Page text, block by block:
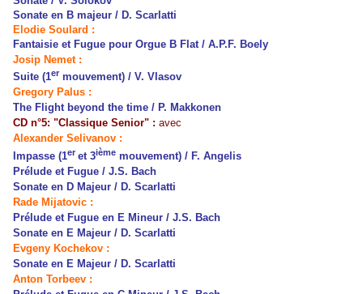
Sonate en B majeur / D. Scarlatti
Elodie Soulard :
Fantaisie et Fugue pour Orgue B Flat / A.P.F. Boely
Josip Nemet :
Suite (1er mouvement) / V. Vlasov
Gregory Palus :
The Flight beyond the time / P. Makkonen
CD n°5: "Classique Senior" : avec
Alexander Selivanov :
Impasse (1er et 3ième mouvement) / F. Angelis
Prélude et Fugue / J.S. Bach
Sonate en D Majeur / D. Scarlatti
Rade Mijatovic :
Prélude et Fugue en E Mineur / J.S. Bach
Sonate en E Majeur / D. Scarlatti
Evgeny Kochekov :
Sonate en E Majeur / D. Scarlatti
Anton Torbeev :